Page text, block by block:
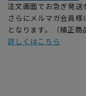
注文画面でお急ぎ発送
さらにメルマガ会員
となります。（補正商
詳しくはこちら